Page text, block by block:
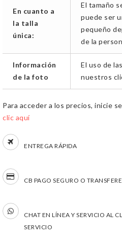
En cuanto a
la talla
única:
El tamaño
puede ser
pequeño
de la
Información
de la foto
El uso de
nuestros
Para acceder a los precios, inicie
clic aquí
ENTREGA RÁPIDA
CB PAGO SEGURO O
CHAT EN LÍNEA Y SERVICIO AL
SERVICIO